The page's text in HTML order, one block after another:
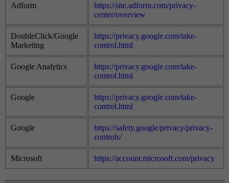
Adform
https://site.adform.com/privacy-
center/overview
DoubleClick/Google
Marketing
https://privacy.google.com/take-
control.html
Google Analytics
https://privacy.google.com/take-
control.html
Google
https://privacy.google.com/take-
control.html
Google
https://safety.google/privacy/privacy-
controls/
Microsoft https://account.microsoft.com/privacy